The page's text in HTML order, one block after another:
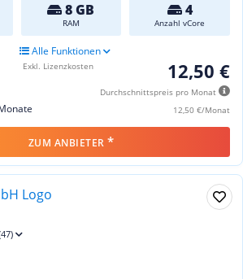
8 GB
RAM
4
Anzahl vCore
Alle Funktionen
12,50 €
Durchschnittspreis pro Monat
12,50 €/Monat
Exkl. Lizenzkosten
ZUM ANBIETER *